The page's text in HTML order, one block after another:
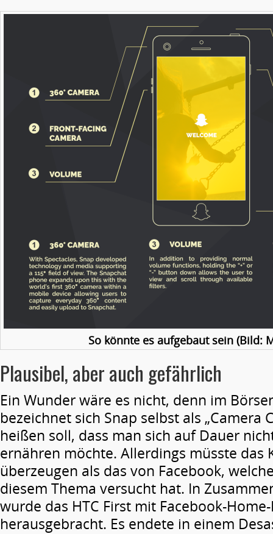
So könnte es aufgebaut sein (Bild:
Plausibel, aber auch gefährlich
Ein Wunder wäre es nicht, denn im
bezeichnet sich Snap selbst als „Camera
heißen soll, dass man sich auf Dauer
ernähren möchte. Allerdings müsste das
überzeugen als das von Facebook,
diesem Thema versucht hat. In
wurde das HTC First mit Facebook-
herausgebracht. Es endete in einem